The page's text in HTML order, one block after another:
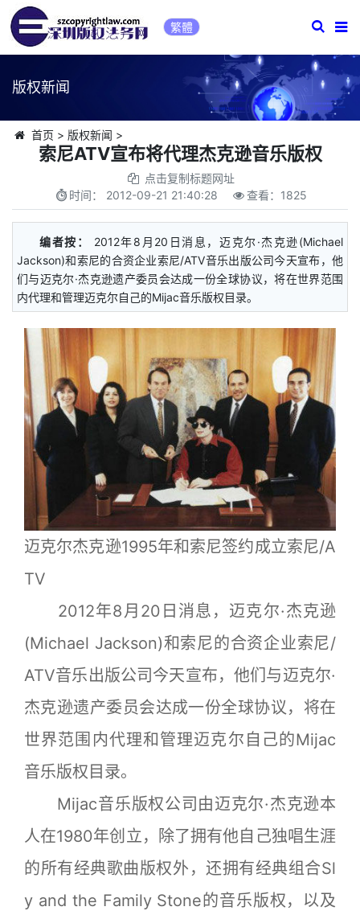
繁體
版权新闻
首页 > 版权新闻 >
索尼ATV宣布将代理杰克逊音乐版权
点击复制标题网址
时间： 2012-09-21 21:40:28 查看： 1825
编者按：
2012年8月20日消息，迈克尔·杰克逊(Michael
Jackson)和索尼的合资企业索尼/ATV音乐出版公司今天宣布，他
们与迈克尔·杰克逊遗产委员会达成一份全球协议，将在世界范围
内代理和管理迈克尔自己的Mijac音乐版权目录。
迈克尔杰克逊1995年和索尼签约成立索尼/A
TV
2012年8月20日消息，迈克尔·杰克逊
(Michael Jackson)和索尼的合资企业索尼/
ATV音乐出版公司今天宣布，他们与迈克尔·
杰克逊遗产委员会达成一份全球协议，将在
世界范围内代理和管理迈克尔自己的Mijac
音乐版权目录。
Mijac音乐版权公司由迈克尔·杰克逊本
人在1980年创立，除了拥有他自己独唱生涯
的所有经典歌曲版权外，还拥有经典组合Sl
y and the Family Stone的音乐版权，以及